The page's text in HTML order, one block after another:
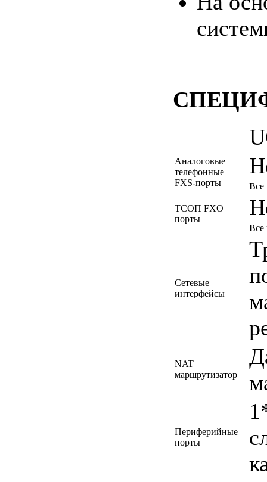
Аналоговые
телефонные
FXS-порты
Все
ТСОП FXO
порты
Все
Сетевые
интерфейсы
NAT
маршрутизатор
Периферийные
порты